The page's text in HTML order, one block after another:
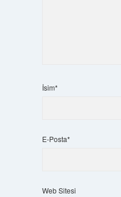
İsim*
E-Posta*
Web Sitesi